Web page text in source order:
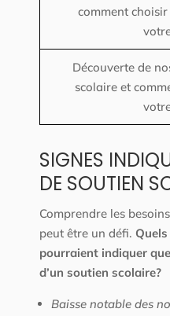
comment
Découverte de
scolaire et
SIGNES
DE SOUTIEN
Comprendre les
peut être un défi.
pourraient indiquer
d’un soutien scolaire?
Baisse notable des